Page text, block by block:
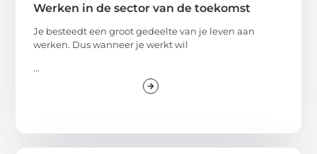
Werken in de sector van de toekomst
Je besteedt een groot gedeelte van je leven aan
werken. Dus wanneer je werkt wil
...